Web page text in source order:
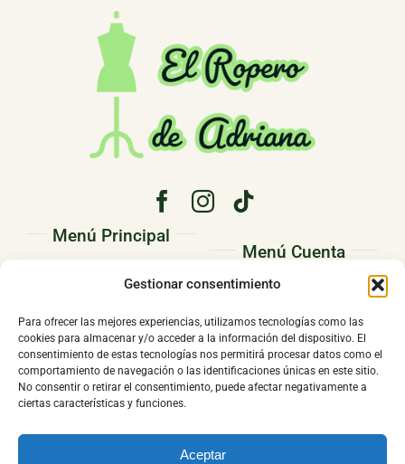
Gestionar consentimiento
Para ofrecer las mejores experiencias, utilizamos tecnologías como las
cookies para almacenar y/o acceder a la información del dispositivo. El
consentimiento de estas tecnologías nos permitirá procesar datos como el
comportamiento de navegación o las identificaciones únicas en este sitio.
No consentir o retirar el consentimiento, puede afectar negativamente a
ciertas características y funciones.
Aceptar
Menú Principal
TIENDA
CONTACTO
Menú Cuenta
Pedidos
Direcciones
Mi cuenta